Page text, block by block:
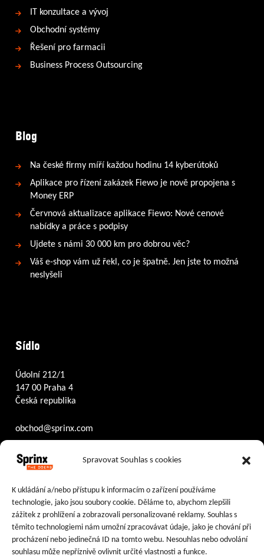
Spravovat Souhlas s cookies
K ukládání a/nebo přístupu k informacím o zařízení používáme
technologie, jako jsou soubory cookie. Děláme to, abychom zlepšili
zážitek z prohlížení a zobrazovali personalizované reklamy. Souhlas s
těmito technologiemi nám umožní zpracovávat údaje, jako je chování při
procházení nebo jedinečná ID na tomto webu. Nesouhlas nebo odvolání
souhlasu může nepříznivě ovlivnit určité vlastnosti a funkce.
IT konzultace a vývoj
Obchodní systémy
Řešení pro farmacii
Business Process Outsourcing
Blog
Na české firmy míří každou hodinu 14 kyberútoků
Aplikace pro řízení zakázek Fiewo je nově propojena s
Money ERP
Červnová aktualizace aplikace Fiewo: Nové cenové
nabídky a práce s podpisy
Ujdete s námi 30 000 km pro dobrou věc?
Váš e-shop vám už řekl, co je špatně. Jen jste to možná
neslyšeli
Sídlo
Údolní 212/1
147 00 Praha 4
Česká republika
obchod@sprinx.com
Otevírací doba recepce:
PO – ČT8:30 – 17:30
Sledujte nás na:
Facebook
Instagram
LinkedIn